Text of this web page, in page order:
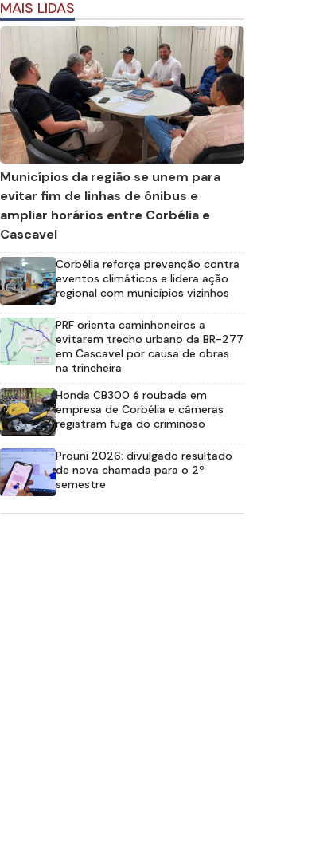
MAIS LIDAS
Municípios da região se unem para
evitar fim de linhas de ônibus e
ampliar horários entre Corbélia e
Cascavel
Corbélia reforça prevenção contra
eventos climáticos e lidera ação
regional com municípios vizinhos
PRF orienta caminhoneiros a
evitarem trecho urbano da BR-277
em Cascavel por causa de obras
na trincheira
Honda CB300 é roubada em
empresa de Corbélia e câmeras
registram fuga do criminoso
Prouni 2026: divulgado resultado
de nova chamada para o 2º
semestre